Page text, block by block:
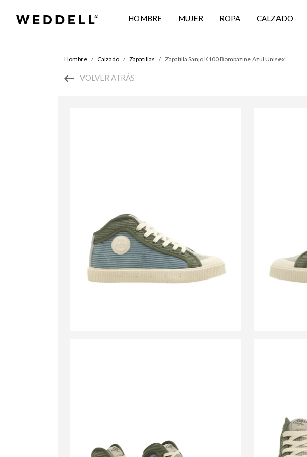
HOMBRE MUJER ROPA CALZADO
Hombre Calzado Zapatillas Zapatilla Sanjo K100 Bombazine Azul Unisex
VOLVER ATRÁS